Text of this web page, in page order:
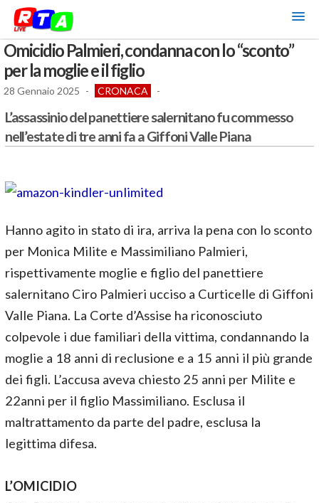
Omicidio Palmieri, condanna con lo “sconto”
per la moglie e il figlio
28 Gennaio 2025 - CRONACA -
L’assassinio del panettiere salernitano fu commesso
nell’estate di tre anni fa a Giffoni Valle Piana
Hanno agito in stato di ira, arriva la pena con lo sconto
per Monica Milite e Massimiliano Palmieri,
rispettivamente moglie e figlio del panettiere
salernitano Ciro Palmieri ucciso a Curticelle di Giffoni
Valle Piana. La Corte d’Assise ha riconosciuto
colpevole i due familiari della vittima, condannando la
moglie a 18 anni di reclusione e a 15 anni il più grande
dei figli. L’accusa aveva chiesto 25 anni per Milite e
22anni per il figlio Massimiliano. Esclusa il
maltrattamento da parte del padre, esclusa la
legittima difesa.
L’OMICIDIO